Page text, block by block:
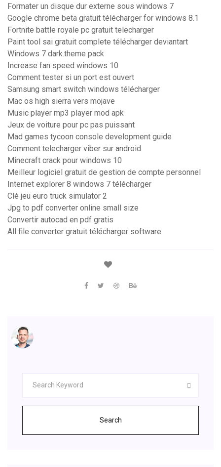
Formater un disque dur externe sous windows 7
Google chrome beta gratuit télécharger for windows 8.1
Fortnite battle royale pc gratuit telecharger
Paint tool sai gratuit complete télécharger deviantart
Windows 7 dark.theme pack
Increase fan speed windows 10
Comment tester si un port est ouvert
Samsung smart switch windows télécharger
Mac os high sierra vers mojave
Music player mp3 player mod apk
Jeux de voiture pour pc pas puissant
Mad games tycoon console development guide
Comment telecharger viber sur android
Minecraft crack pour windows 10
Meilleur logiciel gratuit de gestion de compte personnel
Internet explorer 8 windows 7 télécharger
Clé jeu euro truck simulator 2
Jpg to pdf converter online small size
Convertir autocad en pdf gratis
All file converter gratuit télécharger software
Search